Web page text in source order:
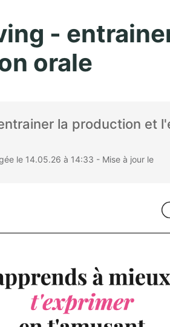
-
orale
la production et
le 14.05.26 à 14:33 - Mise à jour le